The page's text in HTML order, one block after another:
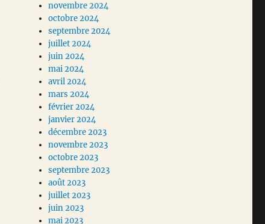
novembre 2024
octobre 2024
septembre 2024
juillet 2024
juin 2024
mai 2024
avril 2024
mars 2024
février 2024
janvier 2024
décembre 2023
novembre 2023
octobre 2023
septembre 2023
août 2023
juillet 2023
juin 2023
mai 2023